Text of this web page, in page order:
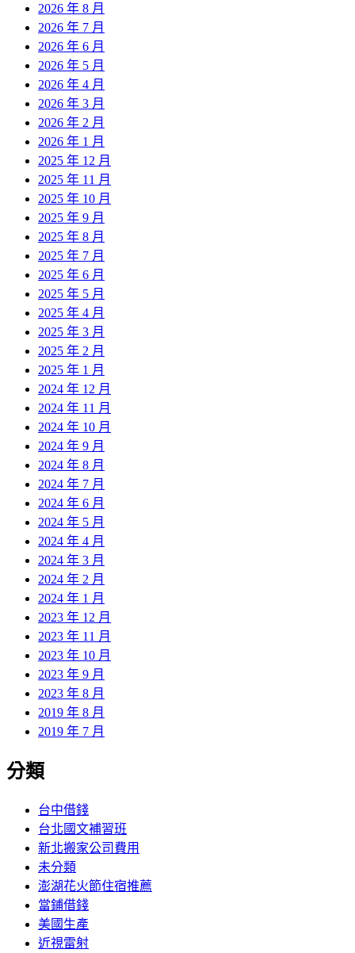
2026 年 8 月
2026 年 7 月
2026 年 6 月
2026 年 5 月
2026 年 4 月
2026 年 3 月
2026 年 2 月
2026 年 1 月
2025 年 12 月
2025 年 11 月
2025 年 10 月
2025 年 9 月
2025 年 8 月
2025 年 7 月
2025 年 6 月
2025 年 5 月
2025 年 4 月
2025 年 3 月
2025 年 2 月
2025 年 1 月
2024 年 12 月
2024 年 11 月
2024 年 10 月
2024 年 9 月
2024 年 8 月
2024 年 7 月
2024 年 6 月
2024 年 5 月
2024 年 4 月
2024 年 3 月
2024 年 2 月
2024 年 1 月
2023 年 12 月
2023 年 11 月
2023 年 10 月
2023 年 9 月
2023 年 8 月
2019 年 8 月
2019 年 7 月
分類
台中借錢
台北國文補習班
新北搬家公司費用
未分類
澎湖花火節住宿推薦
當鋪借錢
美國生產
近視雷射